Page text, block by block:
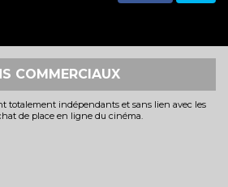
COMMERCIAUX
totalement indépendants et sans lien avec les
de place en ligne du cinéma.